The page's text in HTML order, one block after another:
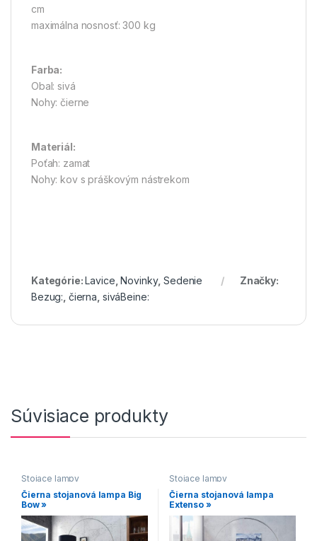
cm
maximálna nosnosť: 300 kg
Farba:
Obal: sivá
Nohy: čierne
Materiál:
Poťah: zamat
Nohy: kov s práškovým nástrekom
Kategórie:Lavice ,Novinky,Sedenie
Značky:
Bezug: čierna siváBeine:
Súvisiace produkty
Stojace lampy
Čierna stojanová lampa Big
Bow »
Stojace lampy
Čierna stojanová lampa
Extenso »